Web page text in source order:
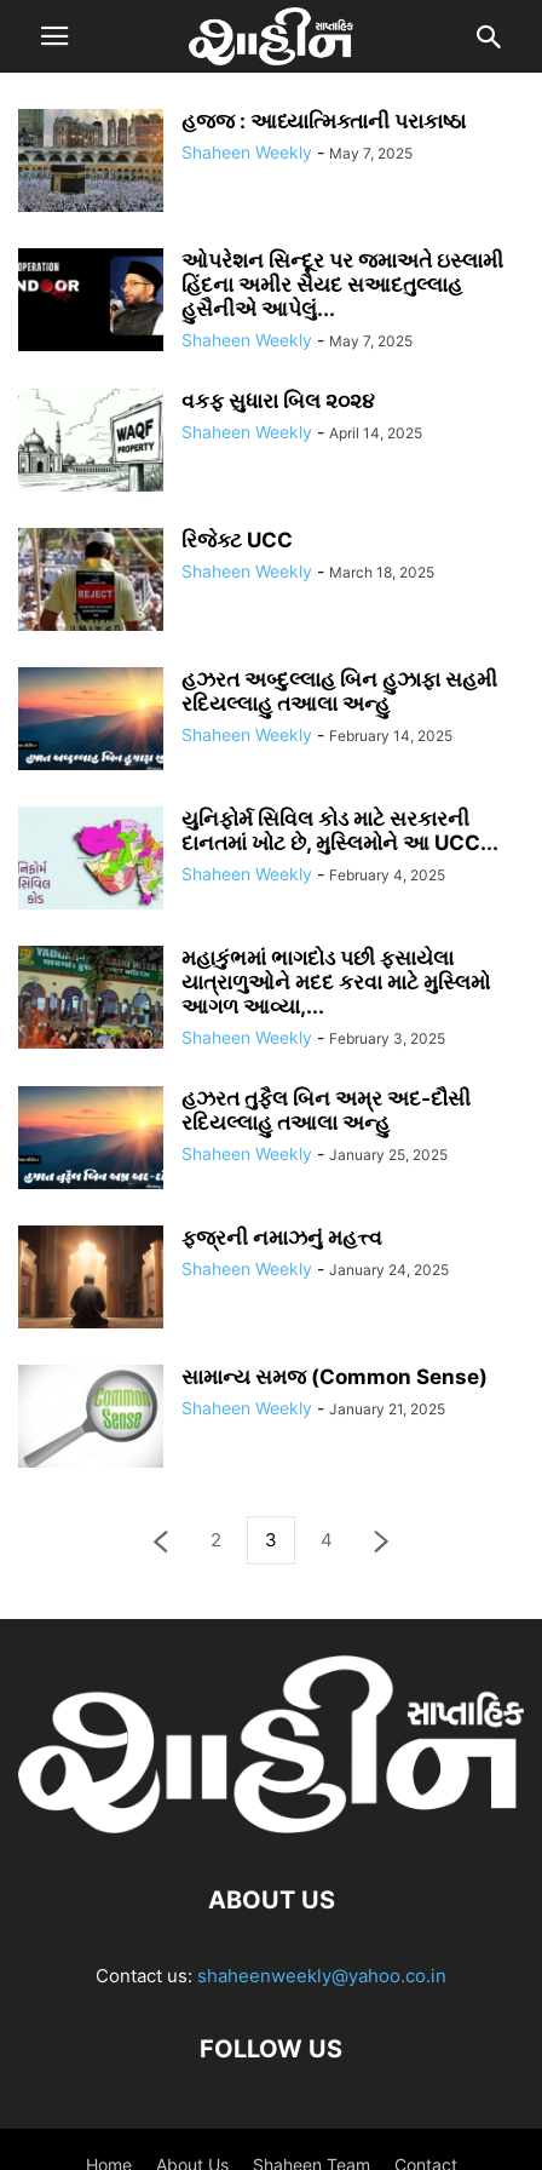
હજ્જ : આધ્યાત્મિક્તાની પરાકાષ્ઠા
Shaheen Weekly - May 7, 2025
ઓપરેશન સિન્દૂર પર જમાઅતે ઇસ્લામી
હિંદના અમીર સૈયદ સઆદતુલ્લાહ
હુસૈનીએ આપેલું...
Shaheen Weekly - May 7, 2025
વકફ સુધારા બિલ ૨૦૨૪
Shaheen Weekly - April 14, 2025
રિજેક્ટ UCC
Shaheen Weekly - March 18, 2025
હઝરત અબ્દુલ્લાહ બિન હુઝાફા સહમી
રદિયલ્લાહુ તઆલા અન્હુ
Shaheen Weekly - February 14, 2025
યુનિફોર્મ સિવિલ કોડ માટે સરકારની
દાનતમાં ખોટ છે, મુસ્લિમોને આ UCC...
Shaheen Weekly - February 4, 2025
મહાકુંભમાં ભાગદોડ પછી ફસાયેલા
યાત્રાળુઓને મદદ કરવા માટે મુસ્લિમો
આગળ આવ્યા,...
Shaheen Weekly - February 3, 2025
હઝરત તુફૈલ બિન અમ્ર અદ-દૌસી
રદિયલ્લાહુ તઆલા અન્હુ
Shaheen Weekly - January 25, 2025
ફજ્રની નમાઝનું મહત્ત્વ
Shaheen Weekly - January 24, 2025
સામાન્ય સમજ (Common Sense)
Shaheen Weekly - January 21, 2025
2 3 4
ABOUT US
Contact us: shaheenweekly@yahoo.co.in
FOLLOW US
Home About Us Shaheen Team Contact